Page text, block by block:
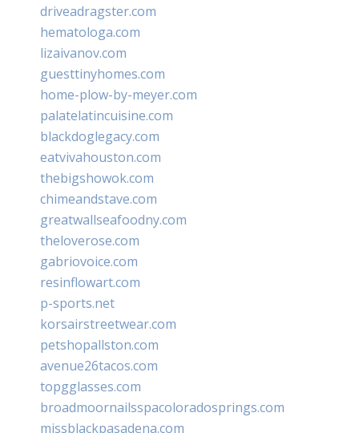
driveadragster.com
hematologa.com
lizaivanov.com
guesttinyhomes.com
home-plow-by-meyer.com
palatelatincuisine.com
blackdoglegacy.com
eatvivahouston.com
thebigshowok.com
chimeandstave.com
greatwallseafoodny.com
theloverose.com
gabriovoice.com
resinflowart.com
p-sports.net
korsairstreetwear.com
petshopallston.com
avenue26tacos.com
topgglasses.com
broadmoornailsspacoloradosprings.com
missblackpasadena.com